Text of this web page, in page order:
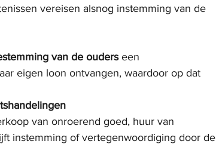
vereisen alsnog instemming van de
van de ouders een
eigen loon ontvangen, waardoor op dat
van onroerend goed, huur van
instemming of vertegenwoordiging door de